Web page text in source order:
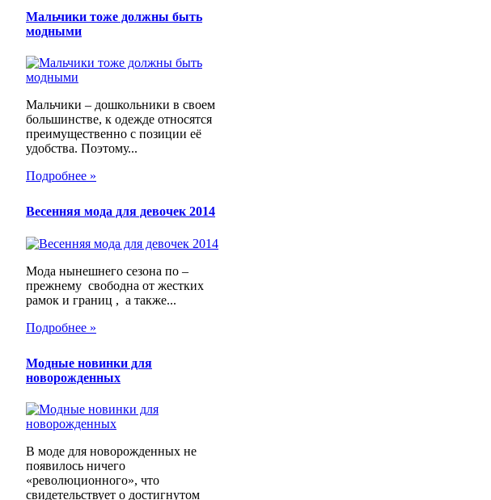
Мальчики тоже должны быть
модными
Мальчики – дошкольники в своем
большинстве, к одежде относятся
преимущественно с позиции её
удобства. Поэтому...
Подробнее »
Весенняя мода для девочек 2014
Мода нынешнего сезона по –
прежнему свободна от жестких
рамок и границ , а также...
Подробнее »
Модные новинки для
новорожденных
В моде для новорожденных не
появилось ничего
«революционного», что
свидетельствует о достигнутом